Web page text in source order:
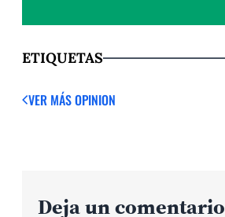
ETIQUETAS
VER MÁS OPINION
Deja un comentario